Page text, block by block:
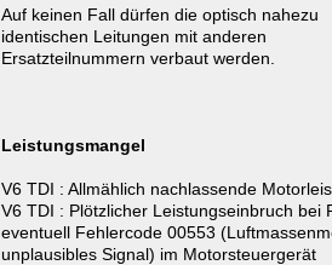
Auf keinen Fall dürfen die optisch nahezu
identischen Leitungen mit anderen
Ersatzteilnummern verbaut werden.
Leistungsmangel
V6 TDI : Allmählich nachlassende
V6 TDI : Plötzlicher Leistungseinbruch bei
eventuell Fehlercode 00553
unplausibles Signal) im Motorsteuergerät